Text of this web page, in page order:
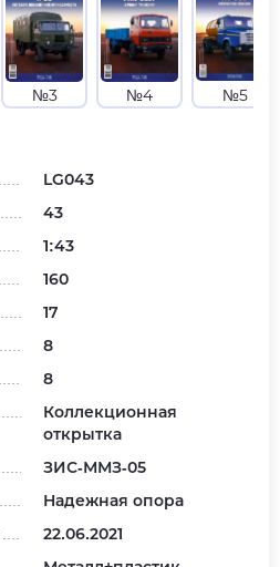
№3 №4 №5
LG043
43
1:43
160
17
8
8
Коллекционная
открытка
ЗИС-ММЗ-05
Надежная опора
22.06.2021